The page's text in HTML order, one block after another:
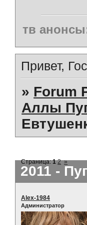
тв
Привет,
» Forum
Аллы
2011 -
Страница:1 2 »
Alex-1984
Администратор